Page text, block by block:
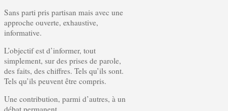
Sans parti pris partisan mais avec une
approche ouverte, exhaustive,
informative.
L’objectif est d’informer, tout
simplement, sur des prises de parole,
des faits, des chiffres. Tels qu’ils sont.
Tels qu’ils peuvent être compris.
Une contribution, parmi d’autres, à un
débat permanent.